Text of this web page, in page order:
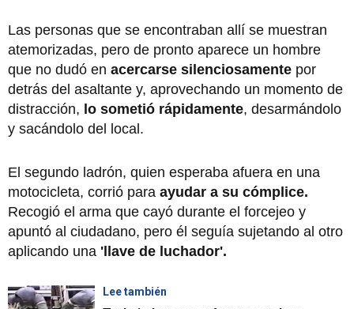
Las personas que se encontraban allí se muestran
atemorizadas, pero de pronto aparece un hombre
que no dudó en acercarse silenciosamente por
detrás del asaltante y, aprovechando un momento de
distracción, lo sometió rápidamente, desarmándolo
y sacándolo del local.
El segundo ladrón, quien esperaba afuera en una
motocicleta, corrió para ayudar a su cómplice.
Recogió el arma que cayó durante el forcejeo y
apuntó al ciudadano, pero él seguía sujetando al otro
aplicando una 'llave de luchador'.
Lee también